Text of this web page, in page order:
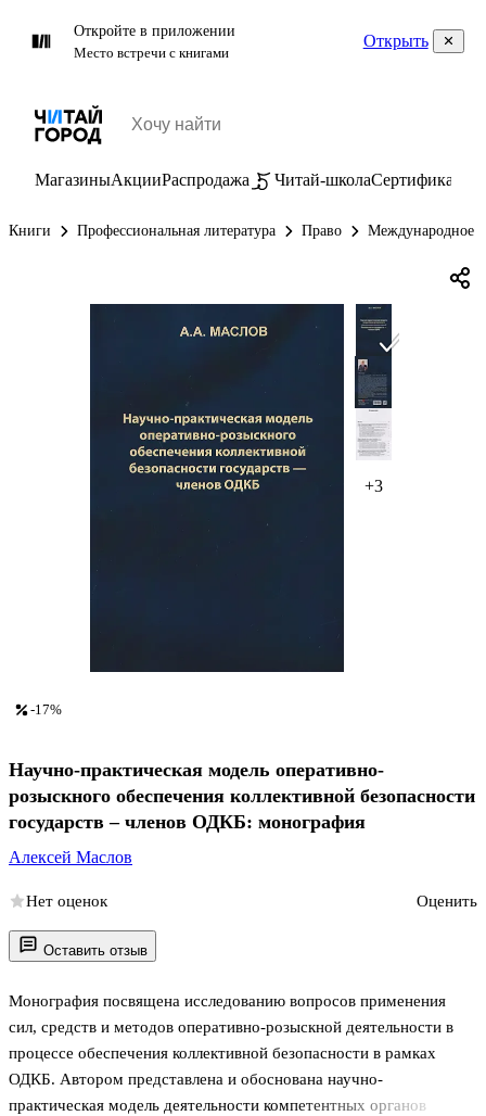
Откройте в приложении
Место встречи с книгами
Открыть
МагазиныАкцииРаспродажа Читай-школаСертификаты
Книги Профессиональная литература Право Международное
+3
Оставить отзыв
Монография посвящена исследованию вопросов применения
сил, средств и методов оперативно-розыскной деятельности в
процессе обеспечения коллективной безопасности в рамках
ОДКБ. Автором представлена и обоснована научно-
практическая модель деятельности компетентных органов
-17%
Научно-практическая модель оперативно-
розыскного обеспечения коллективной безопасности
государств – членов ОДКБ: монография
Алексей Маслов
Нет оценок Оценить